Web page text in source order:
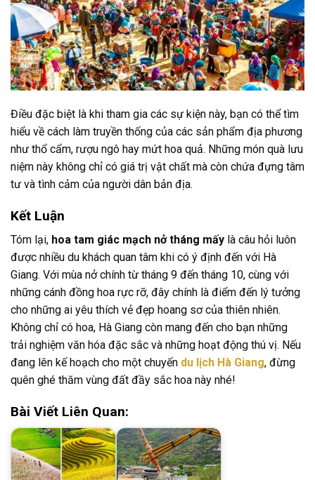
Điều đặc biệt là khi tham gia các sự kiện này, bạn có thể tìm
hiểu về cách làm truyền thống của các sản phẩm địa phương
như thổ cẩm, rượu ngô hay mứt hoa quả. Những món quà lưu
niệm này không chỉ có giá trị vật chất mà còn chứa đựng tâm
tư và tình cảm của người dân bản địa.
Kết Luận
Tóm lại, hoa tam giác mạch nở tháng mấy là câu hỏi luôn
được nhiều du khách quan tâm khi có ý định đến với Hà
Giang. Với mùa nở chính từ tháng 9 đến tháng 10, cùng với
những cánh đồng hoa rực rỡ, đây chính là điểm đến lý tưởng
cho những ai yêu thích vẻ đẹp hoang sơ của thiên nhiên.
Không chỉ có hoa, Hà Giang còn mang đến cho bạn những
trải nghiệm văn hóa đặc sắc và những hoạt động thú vị. Nếu
đang lên kế hoạch cho một chuyến du lịch Hà Giang, đừng
quên ghé thăm vùng đất đầy sắc hoa này nhé!
Bài Viết Liên Quan: